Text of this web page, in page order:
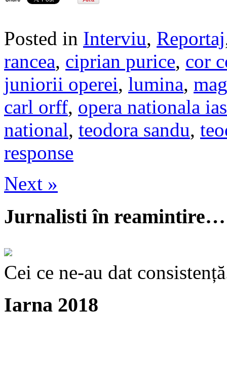
Posted in Interviu, Reportaj
rancea, ciprian purice, cor
juniorii operei, lumina,
carl orff, opera nationala
national, teodora sandu,
response
Next »
Jurnalisti în reamintire…
Cei ce ne-au dat
Iarna 2018